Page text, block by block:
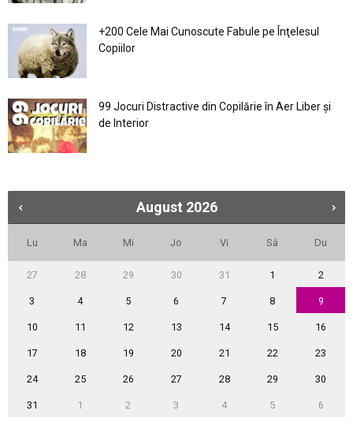
+200 Cele Mai Cunoscute Fabule pe Înţelesul
Copiilor
99 Jocuri Distractive din Copilărie în Aer Liber şi
de Interior
August 2026
Lu Ma Mi Jo Vi Sâ Du
27 28 29 30 31 1 2
3 4 5 6 7 8 9
10 11 12 13 14 15 16
17 18 19 20 21 22 23
24 25 26 27 28 29 30
31 1 2 3 4 5 6